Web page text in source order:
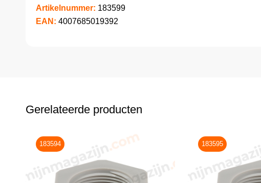
Artikelnummer: 183599
EAN: 4007685019392
Gerelateerde producten
183594 183595